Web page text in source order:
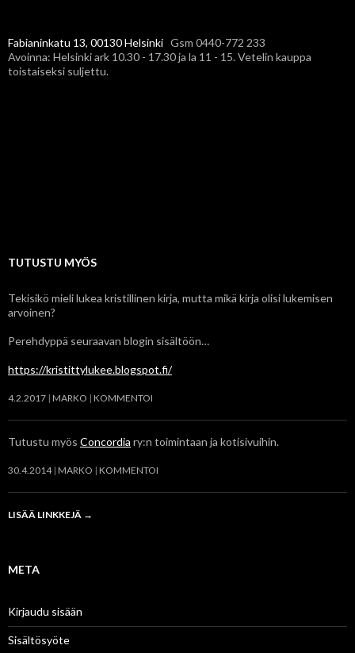
Fabianinkatu 13, 00130 Helsinki Gsm 0440-772 233
Avoinna: Helsinki ark 10.30 - 17.30 ja la 11 - 15. Vetelin kauppa
toistaiseksi suljettu.
TUTUSTU MYÖS
Tekisikö mieli lukea kristillinen kirja, mutta mikä kirja olisi lukemisen
arvoinen?
Perehdyppä seuraavan blogin sisältöön…
https://kristittylukee.blogspot.fi/
4.2.2017 MARKO KOMMENTOI
Tutustu myös Concordia ry:n toimintaan ja kotisivuihin.
30.4.2014 MARKO KOMMENTOI
LISÄÄ LINKKEJÄ →
META
Kirjaudu sisään
Sisältösyöte